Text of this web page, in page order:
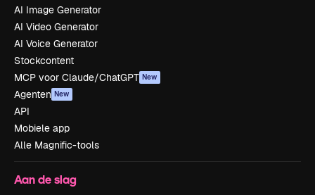
AI Image Generator
AI Video Generator
AI Voice Generator
Stockcontent
MCP voor Claude/ChatGPT New
Agenten New
API
Mobiele app
Alle Magnific-tools
Aan de slag